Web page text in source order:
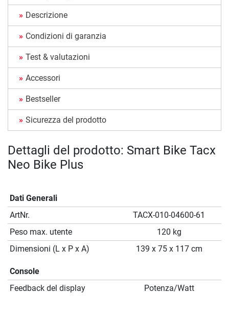
Descrizione
Condizioni di garanzia
Test & valutazioni
Accessori
Bestseller
Sicurezza del prodotto
Dettagli del prodotto: Smart Bike Tacx
Neo Bike Plus
Dati Generali
ArtNr.
TACX-010-04600-61
Peso max. utente
120 kg
Dimensioni (L x P x A)
139 x 75 x 117 cm
Console
Feedback del display
Potenza/Watt